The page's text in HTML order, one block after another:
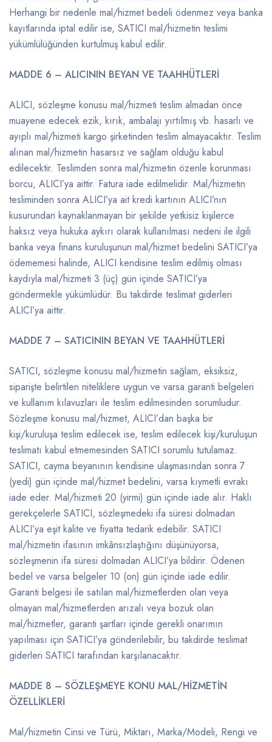
Herhangi bir nedenle mal/hizmet bedeli ödenmez veya banka
kayıtlarında iptal edilir ise, SATICI mal/hizmetin teslimi
yükümlülüğünden kurtulmuş kabul edilir.
MADDE 6 – ALICININ BEYAN VE TAAHHÜTLERİ
ALICI, sözleşme konusu mal/hizmeti teslim almadan önce
muayene edecek ezik, kırık, ambalajı yırtılmış vb. hasarlı ve
ayıplı mal/hizmeti kargo şirketinden teslim almayacaktır. Teslim
alınan mal/hizmetin hasarsız ve sağlam olduğu kabul
edilecektir. Teslimden sonra mal/hizmetin özenle korunması
borcu, ALICI’ya aittir. Fatura iade edilmelidir. Mal/hizmetin
tesliminden sonra ALICI’ya ait kredi kartının ALICI’nın
kusurundan kaynaklanmayan bir şekilde yetkisiz kişilerce
haksız veya hukuka aykırı olarak kullanılması nedeni ile ilgili
banka veya finans kuruluşunun mal/hizmet bedelini SATICI’ya
ödememesi halinde, ALICI kendisine teslim edilmiş olması
kaydıyla mal/hizmeti 3 (üç) gün içinde SATICI’ya
göndermekle yükümlüdür. Bu takdirde teslimat giderleri
ALICI’ya aittir.
MADDE 7 – SATICININ BEYAN VE TAAHHÜTLERİ
SATICI, sözleşme konusu mal/hizmetin sağlam, eksiksiz,
siparişte belirtilen niteliklere uygun ve varsa garanti belgeleri
ve kullanım kılavuzları ile teslim edilmesinden sorumludur.
Sözleşme konusu mal/hizmet, ALICI’dan başka bir
kişi/kuruluşa teslim edilecek ise, teslim edilecek kişi/kuruluşun
teslimatı kabul etmemesinden SATICI sorumlu tutulamaz.
SATICI, cayma beyanının kendisine ulaşmasından sonra 7
(yedi) gün içinde mal/hizmet bedelini, varsa kıymetli evrakı
iade eder. Mal/hizmeti 20 (yirmi) gün içinde iade alır. Haklı
gerekçelerle SATICI, sözleşmedeki ifa süresi dolmadan
ALICI’ya eşit kalite ve fiyatta tedarik edebilir. SATICI
mal/hizmetin ifasının imkânsızlaştığını düşünüyorsa,
sözleşmenin ifa süresi dolmadan ALICI’ya bildirir. Ödenen
bedel ve varsa belgeler 10 (on) gün içinde iade edilir.
Garanti belgesi ile satılan mal/hizmetlerden olan veya
olmayan mal/hizmetlerden arızalı veya bozuk olan
mal/hizmetler, garanti şartları içinde gerekli onarımın
yapılması için SATICI’ya gönderilebilir, bu takdirde teslimat
giderleri SATICI tarafından karşılanacaktır.
MADDE 8 – SÖZLEŞMEYE KONU MAL/HİZMETİN
ÖZELLİKLERİ
Mal/hizmetin Cinsi ve Türü, Miktarı, Marka/Modeli, Rengi ve